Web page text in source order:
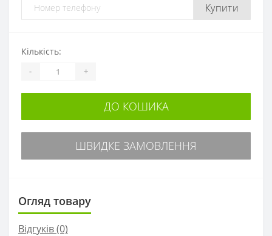
Купити
Кількість:
- +
ДО КОШИКА
ШВИДКЕ ЗАМОВЛЕННЯ
Огляд товару
Відгуків (0)